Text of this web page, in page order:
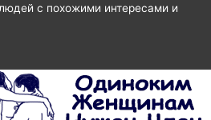
с похожими интересами и
удобный и безопасный чат
Вы сможете